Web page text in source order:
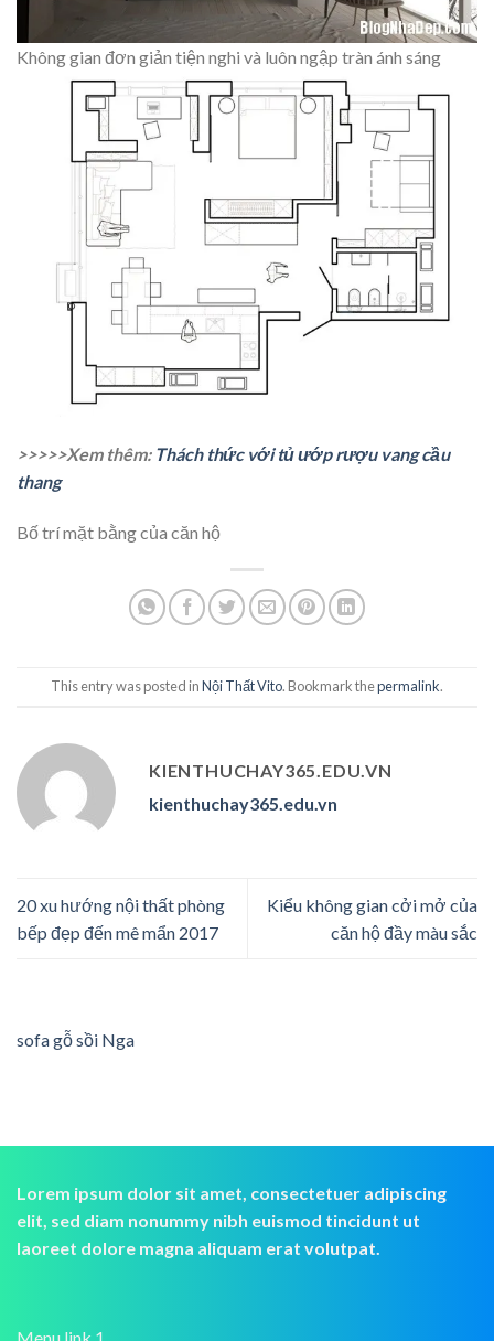
Không gian đơn giản tiện nghi và luôn ngập tràn ánh sáng
>>>>>Xem thêm: Thách thức với tủ ướp rượu vang cầu
thang
Bố trí mặt bằng của căn hộ
This entry was posted inNội Thất Vito. Bookmark thepermalink.
KIENTHUCHAY365.EDU.VN
kienthuchay365.edu.vn
20 xu hướng nội thất phòng
bếp đẹp đến mê mẩn 2017
Kiểu không gian cởi mở của
căn hộ đầy màu sắc
sofa gỗ sồi Nga
Lorem ipsum dolor sit amet, consectetuer adipiscing
elit, sed diam nonummy nibh euismod tincidunt ut
laoreet dolore magna aliquam erat volutpat.
Menu link 1